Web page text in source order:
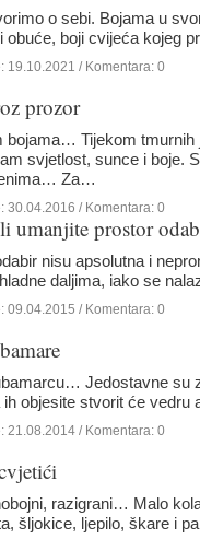
o sebi. Bojama u
obuće, boji cvijeća kojeg
19.10.2021 / Komentara: 0
prozor
bojama… Tijekom tmurnih
svjetlost, sunce i boje.
Za…
30.04.2016 / Komentara: 0
umanjite prostor
nisu apsolutna i
daljima, iako se
09.04.2015 / Komentara: 0
Jedostavne su
ih objesite stvorit će
21.08.2014 / Komentara: 0
razigrani… Malo
šljokice, ljepilo, škare i